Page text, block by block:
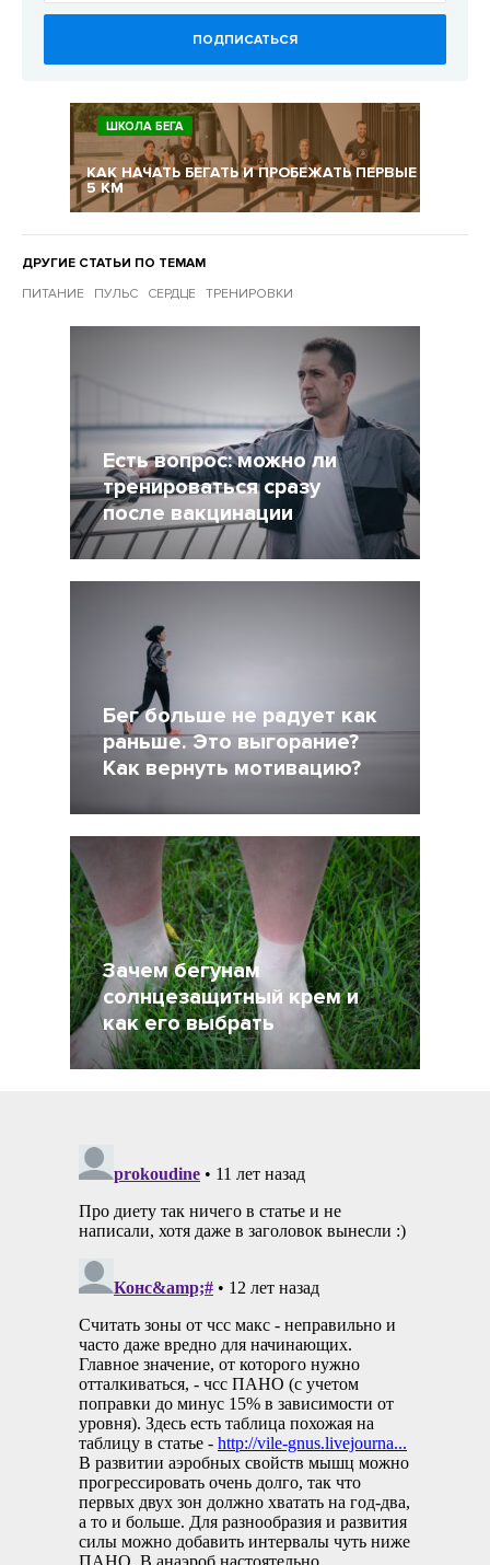
ПОДПИСАТЬСЯ
ШКОЛА БЕГА
КАК НАЧАТЬ БЕГАТЬ И ПРОБЕЖАТЬ ПЕРВЫЕ
5 КМ
ДРУГИЕ СТАТЬИ ПО ТЕМАМ
ПИТАНИЕ
ПУЛЬС СЕРДЦЕ ТРЕНИРОВКИ
Другие статьи по темам
Есть вопрос: можно ли
тренироваться сразу
после вакцинации
Бег больше не радует как
раньше. Это выгорание?
Как вернуть мотивацию?
Зачем бегунам
солнцезащитный крем и
как его выбрать